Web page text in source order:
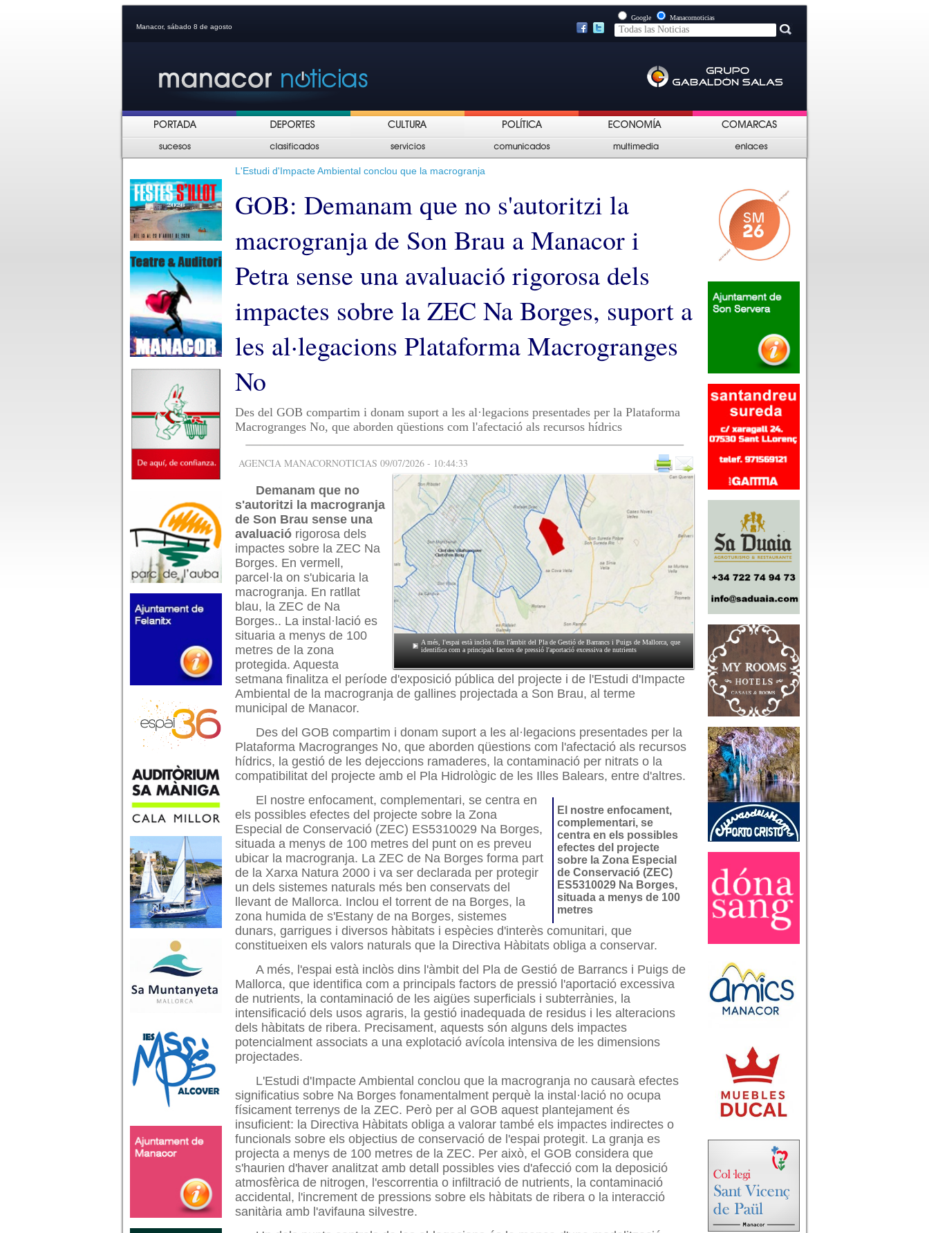
Manacor, sábado 8 de agosto
Google Manacornoticias
L'Estudi d'Impacte Ambiental conclou que la macrogranja
GOB: Demanam que no s'autoritzi la
macrogranja de Son Brau a Manacor i
Petra sense una avaluació rigorosa dels
impactes sobre la ZEC Na Borges, suport a
les al·legacions Plataforma Macrogranges
No
Des del GOB compartim i donam suport a les al·legacions presentades per la Plataforma
Macrogranges No, que aborden qüestions com l'afectació als recursos hídrics
AGENCIA MANACORNOTICIAS 09/07/2026 - 10:44:33
A més, l'espai està inclòs dins l'àmbit del Pla de Gestió de Barrancs i Puigs de Mallorca, que
identifica com a principals factors de pressió l'aportació excessiva de nutrients
Demanam que no
s'autoritzi la macrogranja
de Son Brau sense una
avaluació rigorosa dels
impactes sobre la ZEC Na
Borges. En vermell,
parcel·la on s'ubicaria la
macrogranja. En ratllat
blau, la ZEC de Na
Borges.. La instal·lació es
situaria a menys de 100
metres de la zona
protegida. Aquesta
setmana finalitza el període d'exposició pública del projecte i de l'Estudi d'Impacte
Ambiental de la macrogranja de gallines projectada a Son Brau, al terme
municipal de Manacor.
Des del GOB compartim i donam suport a les al·legacions presentades per la
Plataforma Macrogranges No, que aborden qüestions com l'afectació als recursos
hídrics, la gestió de les dejeccions ramaderes, la contaminació per nitrats o la
compatibilitat del projecte amb el Pla Hidrològic de les Illes Balears, entre d'altres.
El nostre enfocament,
complementari, se
centra en els possibles
efectes del projecte
sobre la Zona Especial
de Conservació (ZEC)
ES5310029 Na Borges,
situada a menys de 100
metres
El nostre enfocament, complementari, se centra en
els possibles efectes del projecte sobre la Zona
Especial de Conservació (ZEC) ES5310029 Na Borges,
situada a menys de 100 metres del punt on es preveu
ubicar la macrogranja. La ZEC de Na Borges forma part
de la Xarxa Natura 2000 i va ser declarada per protegir
un dels sistemes naturals més ben conservats del
llevant de Mallorca. Inclou el torrent de na Borges, la
zona humida de s'Estany de na Borges, sistemes
dunars, garrigues i diversos hàbitats i espècies d'interès comunitari, que
constitueixen els valors naturals que la Directiva Hàbitats obliga a conservar.
A més, l'espai està inclòs dins l'àmbit del Pla de Gestió de Barrancs i Puigs de
Mallorca, que identifica com a principals factors de pressió l'aportació excessiva
de nutrients, la contaminació de les aigües superficials i subterrànies, la
intensificació dels usos agraris, la gestió inadequada de residus i les alteracions
dels hàbitats de ribera. Precisament, aquests són alguns dels impactes
potencialment associats a una explotació avícola intensiva de les dimensions
projectades.
L'Estudi d'Impacte Ambiental conclou que la macrogranja no causarà efectes
significatius sobre Na Borges fonamentalment perquè la instal·lació no ocupa
físicament terrenys de la ZEC. Però per al GOB aquest plantejament és
insuficient: la Directiva Hàbitats obliga a valorar també els impactes indirectes o
funcionals sobre els objectius de conservació de l'espai protegit. La granja es
projecta a menys de 100 metres de la ZEC. Per això, el GOB considera que
s'haurien d'haver analitzat amb detall possibles vies d'afecció com la deposició
atmosfèrica de nitrogen, l'escorrentia o infiltració de nutrients, la contaminació
accidental, l'increment de pressions sobre els hàbitats de ribera o la interacció
sanitària amb l'avifauna silvestre.